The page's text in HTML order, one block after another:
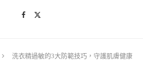
洗衣精過敏的3大防範技巧，守護肌膚健康